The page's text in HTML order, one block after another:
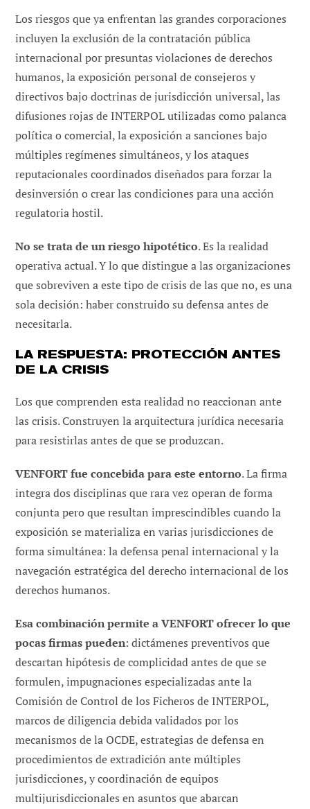
Los riesgos que ya enfrentan las grandes corporaciones
incluyen la exclusión de la contratación pública
internacional por presuntas violaciones de derechos
humanos, la exposición personal de consejeros y
directivos bajo doctrinas de jurisdicción universal, las
difusiones rojas de INTERPOL utilizadas como palanca
política o comercial, la exposición a sanciones bajo
múltiples regímenes simultáneos, y los ataques
reputacionales coordinados diseñados para forzar la
desinversión o crear las condiciones para una acción
regulatoria hostil.
No se trata de un riesgo hipotético. Es la realidad
operativa actual. Y lo que distingue a las organizaciones
que sobreviven a este tipo de crisis de las que no, es una
sola decisión: haber construido su defensa antes de
necesitarla.
LA RESPUESTA: PROTECCIÓN ANTES
DE LA CRISIS
Los que comprenden esta realidad no reaccionan ante
las crisis. Construyen la arquitectura jurídica necesaria
para resistirlas antes de que se produzcan.
VENFORT fue concebida para este entorno. La firma
integra dos disciplinas que rara vez operan de forma
conjunta pero que resultan imprescindibles cuando la
exposición se materializa en varias jurisdicciones de
forma simultánea: la defensa penal internacional y la
navegación estratégica del derecho internacional de los
derechos humanos.
Esa combinación permite a VENFORT ofrecer lo que
pocas firmas pueden: dictámenes preventivos que
descartan hipótesis de complicidad antes de que se
formulen, impugnaciones especializadas ante la
Comisión de Control de los Ficheros de INTERPOL,
marcos de diligencia debida validados por los
mecanismos de la OCDE, estrategias de defensa en
procedimientos de extradición ante múltiples
jurisdicciones, y coordinación de equipos
multijurisdiccionales en asuntos que abarcan